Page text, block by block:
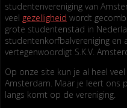
studentenvereniging van
veel gezelligheid wordt
grote studentenstad in
studentenkorfbalvereniging en
vertegenwoordigt S.K.V.
Op onze site kun je al heel
Amsterdam. Maar je leert ons
langs komt op de vereniging.